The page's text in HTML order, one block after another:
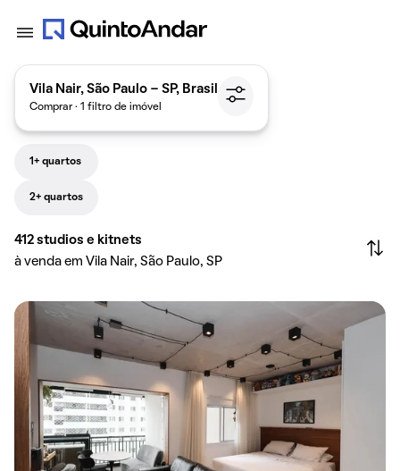
Vila Nair, São Paulo - SP, Brasil
Comprar · 1 filtro de imóvel
1+ quartos
2+ quartos
412 studios e kitnets
à venda em Vila Nair, São Paulo, SP